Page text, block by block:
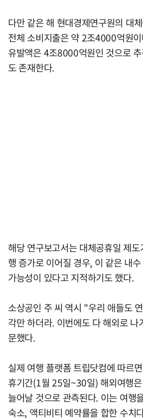
다만 같은 해 현대경제연구원의 대
전체 소비지출은 약 2조4000억원
유발액은 4조8000억원인 것으로
도 존재한다.
해당 연구보고서는 대체공휴일 제
행 증가로 이어질 경우, 이 같은 내
가능성이 있다고 지적하기도 했다.
소상공인 주 씨 역시 "우리 애들도
각만 하더라. 이번에도 다 해외로
문했다.
실제 여행 플랫폼 트립닷컴에 따르
휴기간(1월 25일~30일) 해외여행
늘어날 것으로 관측된다. 이는 여행
숙소, 액티비티 예약률을 합한 수치